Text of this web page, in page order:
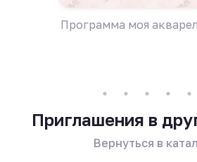
Программа моя
Приглашения в
Вернуться в